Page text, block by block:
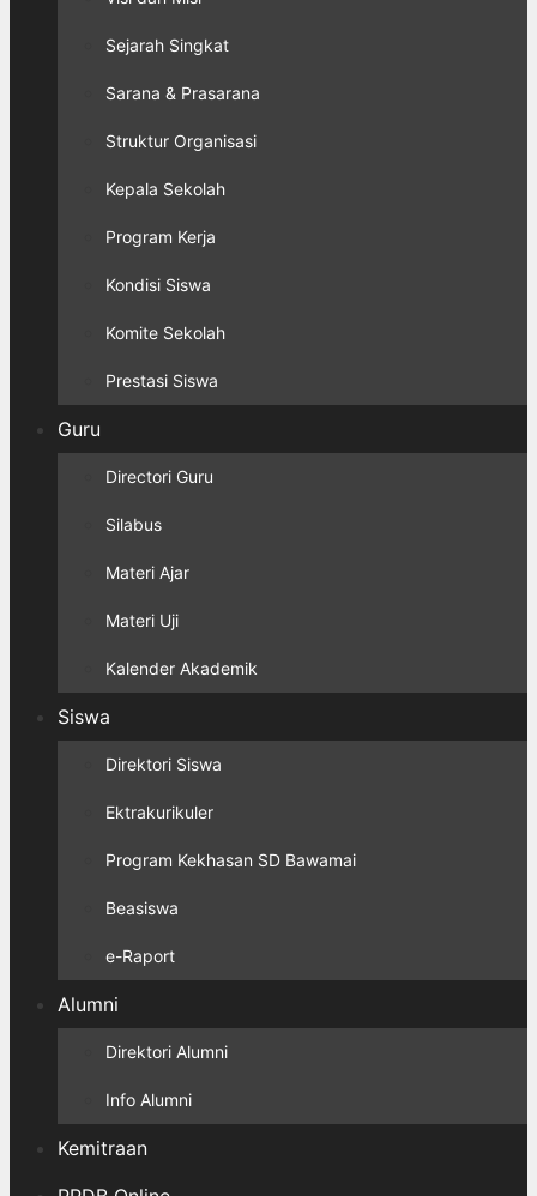
Sejarah Singkat
Sarana & Prasarana
Struktur Organisasi
Kepala Sekolah
Program Kerja
Kondisi Siswa
Komite Sekolah
Prestasi Siswa
Guru
Directori Guru
Silabus
Materi Ajar
Materi Uji
Kalender Akademik
Siswa
Direktori Siswa
Ektrakurikuler
Program Kekhasan SD Bawamai
Beasiswa
e-Raport
Alumni
Direktori Alumni
Info Alumni
Kemitraan